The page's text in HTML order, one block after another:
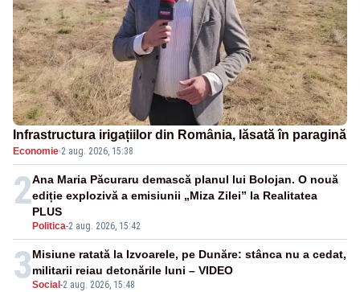
Infrastructura irigațiilor din România, lăsată în paragină
Economie·2 aug. 2026, 15:38
2
Politica-2 aug. 2026, 15:42
Ana Maria Păcuraru demască planul lui Bolojan. O nouă
ediție explozivă a emisiunii „Miza Zilei” la Realitatea
PLUS
3Social -2 aug. 2026, 15:48
Misiune ratată la Izvoarele, pe Dunăre: stânca nu a cedat,
militarii reiau detonările luni – VIDEO